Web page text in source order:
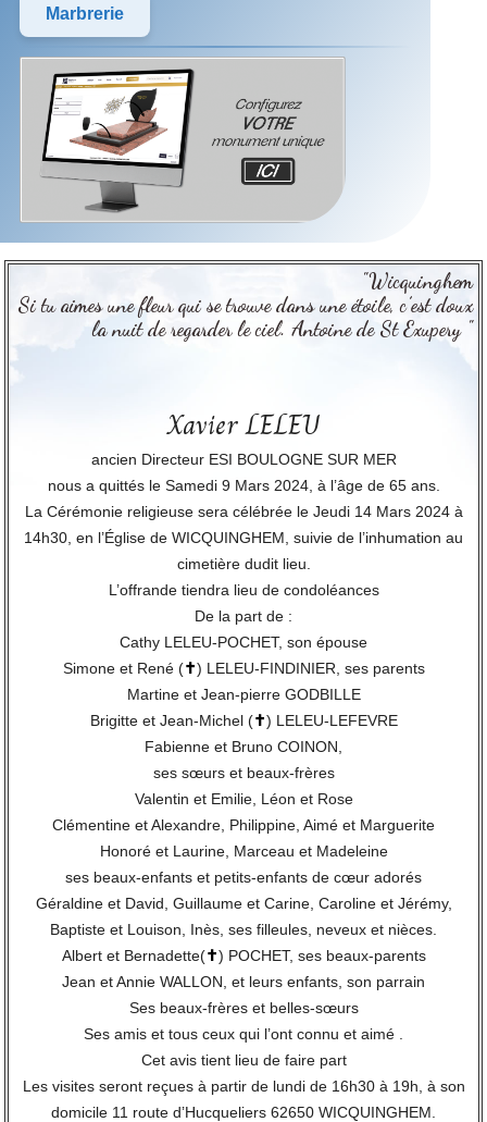
Marbrerie
"Wicquinghem
Si tu aimes une fleur qui se trouve dans une étoile, c’est doux
la nuit de regarder le ciel. Antoine de St Exupery "
Xavier LELEU
ancien Directeur ESI BOULOGNE SUR MER
nous a quittés le Samedi 9 Mars 2024, à l’âge de 65 ans.
La Cérémonie religieuse sera célébrée le Jeudi 14 Mars 2024 à
14h30, en l’Église de WICQUINGHEM, suivie de l’inhumation au
cimetière dudit lieu.
L’offrande tiendra lieu de condoléances
De la part de :
Cathy LELEU-POCHET, son épouse
Simone et René (✝) LELEU-FINDINIER, ses parents
Martine et Jean-pierre GODBILLE
Brigitte et Jean-Michel (✝) LELEU-LEFEVRE
Fabienne et Bruno COINON,
ses sœurs et beaux-frères
Valentin et Emilie, Léon et Rose
Clémentine et Alexandre, Philippine, Aimé et Marguerite
Honoré et Laurine, Marceau et Madeleine
ses beaux-enfants et petits-enfants de cœur adorés
Géraldine et David, Guillaume et Carine, Caroline et Jérémy,
Baptiste et Louison, Inès, ses filleules, neveux et nièces.
Albert et Bernadette(✝) POCHET, ses beaux-parents
Jean et Annie WALLON, et leurs enfants, son parrain
Ses beaux-frères et belles-sœurs
Ses amis et tous ceux qui l’ont connu et aimé .
Cet avis tient lieu de faire part
Les visites seront reçues à partir de lundi de 16h30 à 19h, à son
domicile 11 route d’Hucqueliers 62650 WICQUINGHEM.